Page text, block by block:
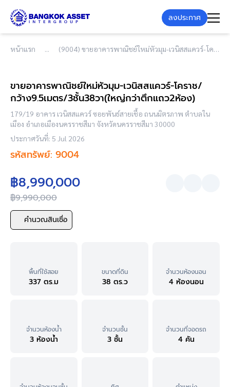
ลงประกาศ
หน้าแรก (9004) ขายอาคารพาณิชย์ใหม่หัวมุม-เวนิสสแควร์-โคราช/กว้าง9.5เมตร/3ชั้น38วา(ใหญ่กว่าตึกแถว2ห้อง)
ขายอาคารพาณิชย์ใหม่หัวมุม-เวนิสสแควร์-โคราช/
กว้าง9.5เมตร/3ชั้น38วา(ใหญ่กว่าตึกแถว2ห้อง)
179/19 อาคาร เวนิสสแควร์ ซอยพันธ์สายเชื้อ ถนนมิตรภาพ ตำบลใน
เมือง อำเภอเมืองนครราชสีมา จังหวัดนครราชสีมา 30000
ประกาศวันที่: 5 Jul 2026
รหัสทรัพย์: 9004
฿8,990,000
฿9,990,000
คำนวณสินเชื่อ
พื้นที่ใช้สอย
337 ตร.ม
ขนาดที่ดิน
38 ตร.ว
จำนวนห้องนอน
4 ห้องนอน
จำนวนห้องน้ำ
3 ห้องน้ำ
จำนวนชั้น
3 ชั้น
จำนวนที่จอดรถ
4 คัน